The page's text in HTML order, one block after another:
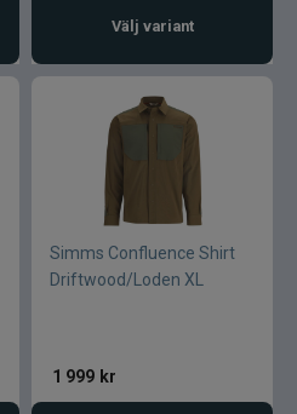
Välj variant
Simms Confluence Shirt
Driftwood/Loden XL
1 999 kr